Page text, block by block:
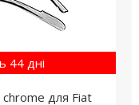
44 дні
для Fiat